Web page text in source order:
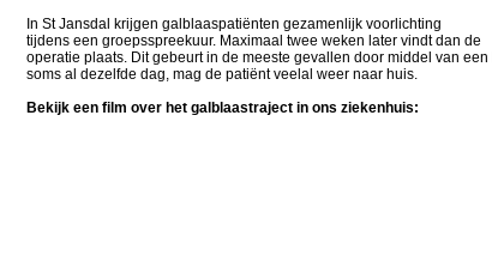
In St Jansdal krijgen galblaaspatiënten gezamenlijk voorlichting
tijdens een groepsspreekuur. Maximaal twee weken later vindt dan de
operatie plaats. Dit gebeurt in de meeste gevallen door middel van
soms al dezelfde dag, mag de patiënt veelal weer naar huis.
Bekijk een film over het galblaastraject in ons ziekenhuis: